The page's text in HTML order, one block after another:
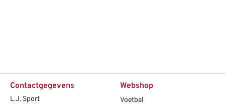
Contactgegevens
L.J. Sport
Webshop
Voetbal